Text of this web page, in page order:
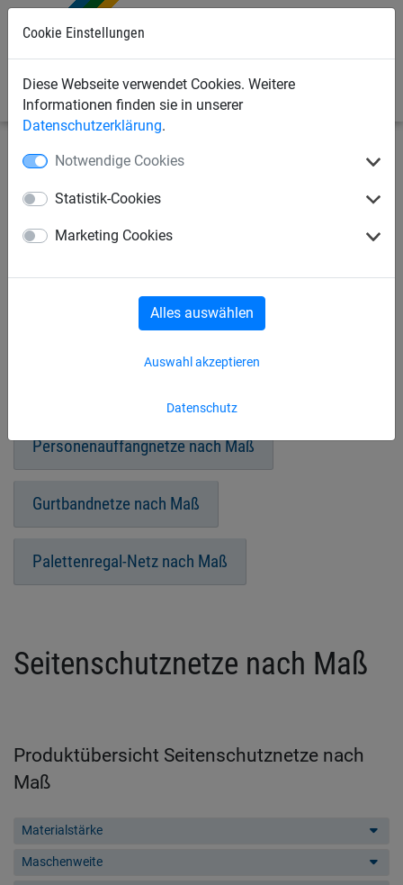
Cookie Einstellungen
Diese Webseite verwendet Cookies. Weitere
Informationen finden sie in unserer
Datenschutzerklärung.
Notwendige Cookies
Statistik-Cookies
Marketing Cookies
Datenschutz
Auswahl akzeptieren
Alles auswählen
Sonderanfertigung Seitenschutznetze nach Maß
Seitenschutznetze nach Maß
Abdecknetze nach Maß
Personenauffangnetze nach Maß
Gurtbandnetze nach Maß
Palettenregal-Netz nach Maß
Seitenschutznetze nach Maß
Produktübersicht Seitenschutznetze nach
Maß
Materialstärke
Maschenweite